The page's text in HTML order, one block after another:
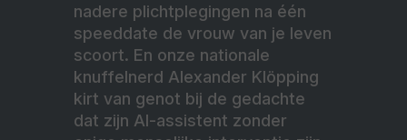
nadere plichtplegingen na één
speeddate de vrouw van je leven
scoort. En onze nationale
knuffelnerd Alexander Klöpping
kirt van genot bij de gedachte
dat zijn AI-assistent zonder